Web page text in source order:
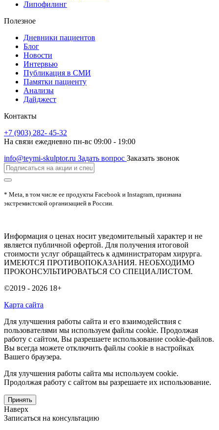
Липофилинг
Полезное
Дневники пациентов
Блог
Новости
Интервью
Публикация в СМИ
Памятки пациенту
Анализы
Дайджест
Контакты
+7 (903) 282- 45-32
На связи ежедневно пн-вс 09:00 - 19:00
info@teymi-skulptor.ru Задать вопрос Заказать звонок
* Meta, в том числе ее продукты Facebook и Instagram, признана
экстремистской организацией в России.
Информация о ценах носит уведомительный характер и не
является публичной офертой. Для получения итоговой
стоимости услуг обращайтесь к администраторам хирурга.
ИМЕЮТСЯ ПРОТИВОПОКАЗАНИЯ. НЕОБХОДИМО
ПРОКОНСУЛЬТИРОВАТЬСЯ СО СПЕЦИАЛИСТОМ.
©2019 - 2026 18+
Карта сайта
Для улучшения работы сайта и его взаимодействия с
пользователями мы используем файлы cookie. Продолжая
работу с сайтом, Вы разрешаете использование cookie-файлов.
Вы всегда можете отключить файлы cookie в настройках
Вашего браузера.
Для улучшения работы сайта мы используем cookie.
Продолжая работу с сайтом вы разрешаете их использование.
Принять
Наверх
Записаться на консультацию